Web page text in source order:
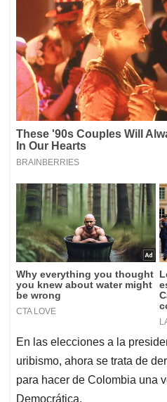
En las elecciones a la
uribismo, ahora se trata de
para hacer de Colombia una
Democrática.